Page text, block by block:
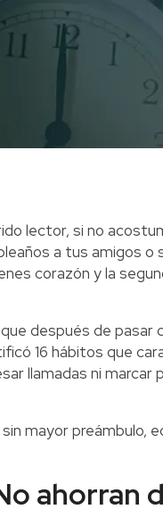
lector, si no
a tus amigos o
corazón y la
después de pasar
16 hábitos que
llamadas ni marcar
mayor preámbulo,
ahorran